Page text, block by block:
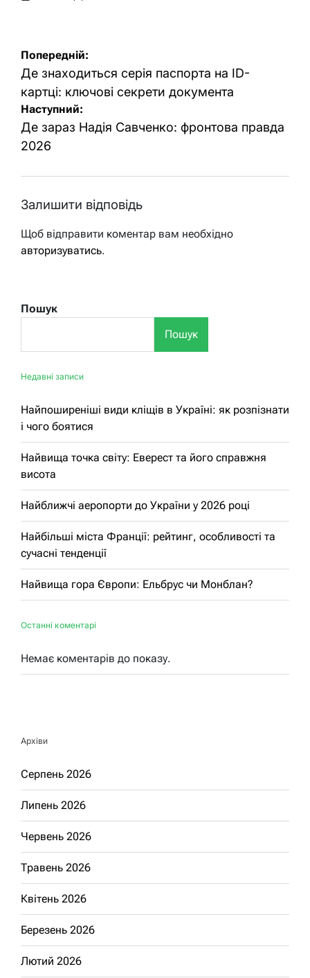
Навігація
записів
Попередній:
Де знаходиться серія паспорта на ID-
картці: ключові секрети документа
Наступний:
Де зараз Надія Савченко: фронтова правда
2026
Залишити відповідь
Щоб відправити коментар вам необхідно
авторизуватись.
Пошук
Пошук
Недавні записи
Найпоширеніші види кліщів в Україні: як розпізнати
і чого боятися
Найвища точка світу: Еверест та його справжня
висота
Найближчі аеропорти до України у 2026 році
Найбільші міста Франції: рейтинг, особливості та
сучасні тенденції
Найвища гора Європи: Ельбрус чи Монблан?
Останні коментарі
Немає коментарів до показу.
Архіви
Серпень 2026
Липень 2026
Червень 2026
Травень 2026
Квітень 2026
Березень 2026
Лютий 2026